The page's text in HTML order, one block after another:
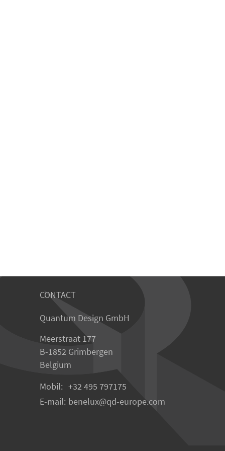
CONTACT
Quantum Design GmbH
Meerstraat 177
B-1852 Grimbergen
Belgium
Mobil: +32 495 797175
E-mail: benelux qd-europe.com